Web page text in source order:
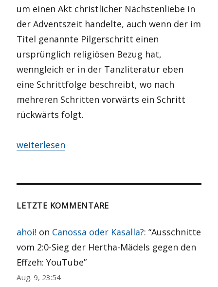
um einen Akt christlicher Nächstenliebe in
der Adventszeit handelte, auch wenn der im
Titel genannte Pilgerschritt einen
ursprünglich religiösen Bezug hat,
wenngleich er in der Tanzliteratur eben
eine Schrittfolge beschreibt, wo nach
mehreren Schritten vorwärts ein Schritt
rückwärts folgt.
„Pilgerschritt“
weiterlesen
LETZTE KOMMENTARE
ahoi! on Canossa oder Kasalla?: “Ausschnitte
vom 2:0-Sieg der Hertha-Mädels gegen den
Effzeh: YouTube”
Aug. 9, 23:54